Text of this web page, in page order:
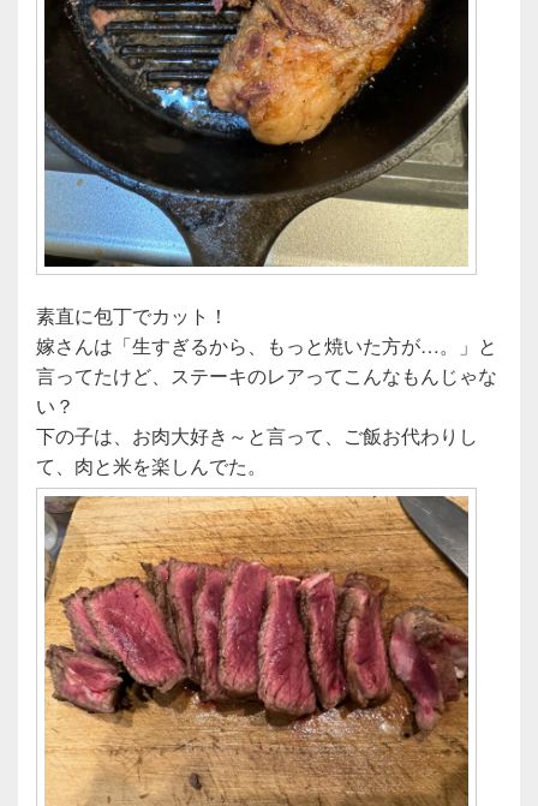
素直に包丁でカット！
嫁さんは「生すぎるから、もっと焼いた方が…。」と
言ってたけど、ステーキのレアってこんなもんじゃな
い？
下の子は、お肉大好き～と言って、ご飯お代わりし
て、肉と米を楽しんでた。